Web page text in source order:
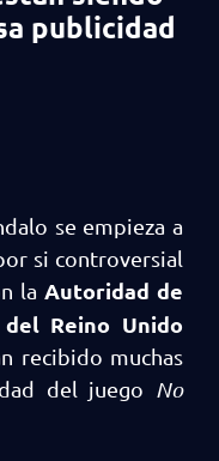
publicidad
se empieza a
si controversial
la Autoridad de
Reino Unido
recibido muchas
del juego No